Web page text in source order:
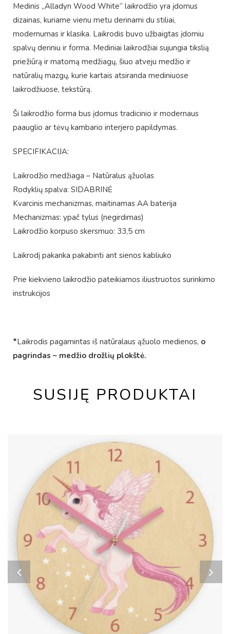
Medinis „Alladyn Wood White“ laikrodžio yra įdomus
dizainas, kuriame vienu metu derinami du stiliai,
modernumas ir klasika. Laikrodis buvo užbaigtas įdomiu
spalvų deriniu ir forma. Mediniai laikrodžiai sujungia tikslią
priežiūrą ir matomą medžiagų, šiuo atveju medžio ir
natūralių mazgų, kurie kartais atsiranda mediniuose
laikrodžiuose, tekstūrą.
Ši laikrodžio forma bus įdomus tradicinio ir modernaus
paauglio ar tėvų kambario interjero papildymas.
SPECIFIKACIJA:
Laikrodžio medžiaga – Natūralus ąžuolas
Rodyklių spalva: SIDABRINĖ
Kvarcinis mechanizmas, maitinamas AA baterija
Mechanizmas: ypač tylus (negirdimas)
Laikrodžio korpuso skersmuo: 33,5 cm
Laikrodį pakanka pakabinti ant sienos kabliuko
Prie kiekvieno laikrodžio pateikiamos iliustruotos surinkimo
instrukcijos
*Laikrodis pagamintas iš natūralaus ąžuolo medienos, o
pagrindas – medžio drožlių plokštė.
SUSIJĘ PRODUKTAI